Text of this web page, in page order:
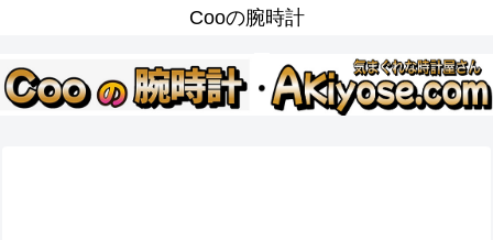
Cooの腕時計